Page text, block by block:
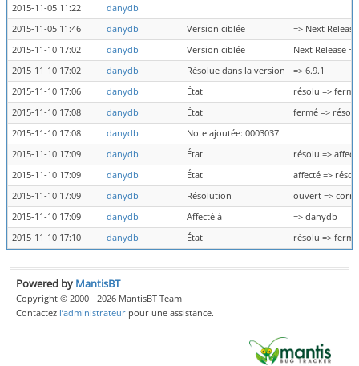
2015-11-05 11:22
danydb
2015-11-05 11:46
danydb Version ciblée
=> Next Release
2015-11-10 17:02
danydb Version ciblée
Next Release
2015-11-10 17:02
danydb Résolue dans la version
=> 6.9.1
2015-11-10 17:06
danydb État
résolu => fermé
2015-11-10 17:08
danydb État
fermé => résolu
2015-11-10 17:08
danydb
Note ajoutée: 0003037
2015-11-10 17:09
danydb État
résolu =>
2015-11-10 17:09
danydb État
affecté =>
2015-11-10 17:09
danydb Résolution
ouvert =>
2015-11-10 17:09
danydb Affecté à
=> danydb
2015-11-10 17:10
danydb État résolu => fermé
Powered by MantisBT
Copyright © 2000 - 2026 MantisBT Team
Contactez l’administrateur pour une assistance.